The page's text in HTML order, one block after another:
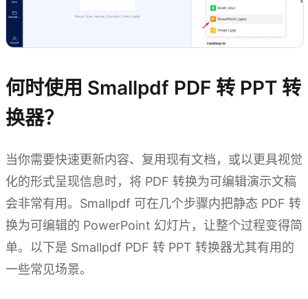
何时使用 Smallpdf PDF 转 PPT 转
换器？
当你需要快速更新内容、复用现有文档，或以更具视觉
化的形式呈现信息时，将 PDF 转换为可编辑演示文稿
会非常有用。Smallpdf 可在几个步骤内把静态 PDF 转
换为可编辑的 PowerPoint 幻灯片，让整个过程变得简
单。以下是 Smallpdf PDF 转 PPT 转换器尤其有用的
一些常见场景。